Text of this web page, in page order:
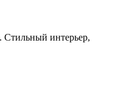
Стильный интерьер,